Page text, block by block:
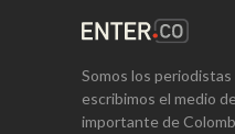
Somos los
escribimos el medio
importante de